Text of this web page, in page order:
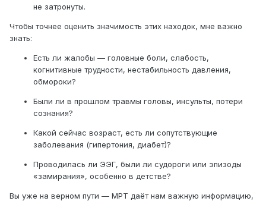
помоги пожалуйста что делать ?
не затронуты.
Чтобы точнее оценить значимость этих находок, мне важно
знать:
Есть ли жалобы — головные боли, слабость,
когнитивные трудности, нестабильность давления,
обмороки?
Были ли в прошлом травмы головы, инсульты, потери
сознания?
Какой сейчас возраст, есть ли сопутствующие
заболевания (гипертония, диабет)?
Проводилась ли ЭЭГ, были ли судороги или эпизоды
«замирания», особенно в детстве?
Вы уже на верном пути — МРТ даёт нам важную информацию,